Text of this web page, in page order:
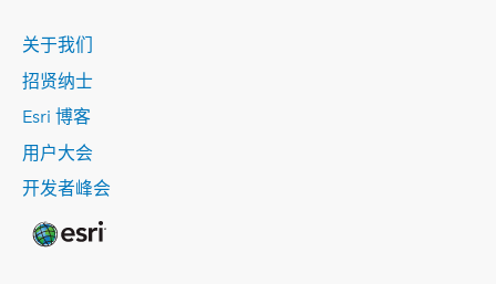
关于我们
招贤纳士
Esri 博客
用户大会
开发者峰会